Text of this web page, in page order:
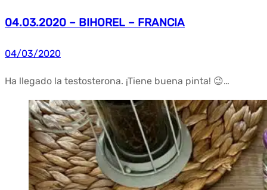
04.03.2020 – BIHOREL – FRANCIA
04/03/2020
Ha llegado la testosterona. ¡Tiene buena pinta! 😉…